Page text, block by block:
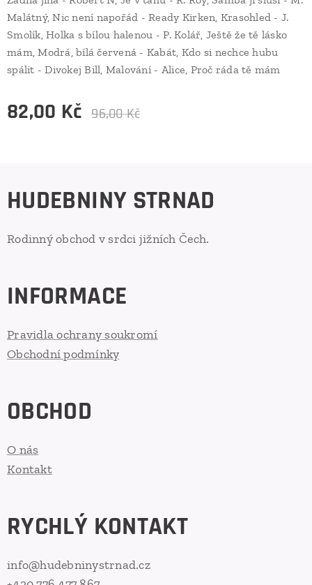
Malátný, Nic není napořád - Ready Kirken, Krasohled - J.
Smolík, Holka s bílou halenou - P. Kolář, Ještě že tě lásko
mám, Modrá, bílá červená - Kabát, Kdo si nechce hubu
spálit - Divokej Bill, Malování - Alice, Proč ráda tě mám
82,00 Kč 96,00Kč
HUDEBNINY STRNAD
Rodinný obchod v srdci jižních Čech.
INFORMACE
Pravidla ochrany soukromí
Obchodní podmínky
OBCHOD
O nás
Kontakt
RYCHLÝ KONTAKT
info@hudebninystrnad.cz